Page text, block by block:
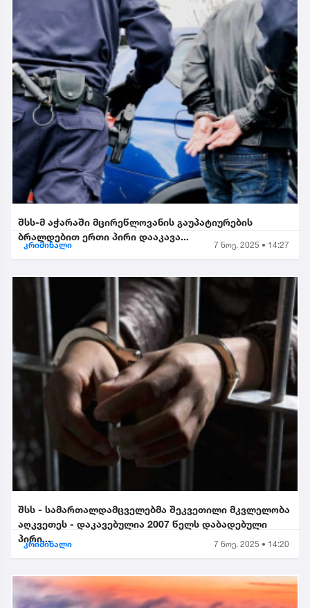
შსს-მ აჭარაში მცირეწლოვანის გაუპატიურების
ბრალდებით ერთი პირი დააკავა...
კრიმინალი 7 ნოე. 2025 • 14:27
შსს - სამართალდამცველებმა შეკვეთილი მკვლელობა
აღკვეთეს - დაკავებულია 2007 წელს დაბადებული
პირი...
კრიმინალი 7 ნოე. 2025 • 14:20